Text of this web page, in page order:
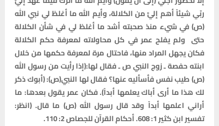
ربّي شيئاً أهم إليَّ من الكلالة، وأيم الله ما أغلظ لي نبي الله
(ص) في شيء منذ صحبته أشد ما أغلظ لي في شأن الكلالة
حتى ولم يفلح عمر في كل محاولاته لمعرفة حكم الكلالة
فكان يجهل المراد منها، فاحتال مرة لمعرفة حكمها من خلال
ابنته حفصة ـ زوج النبي ص ـ فقال لها:(إذا رأيت من رسول الله
(ص) طيب نفس فأسأليه عنها؟ فقال لها النبي(ص): (أبوك ذكر
لك هذا ما أرى أباك يعلمها أبداً). فكان عمر يقول بعدها: ما
أراني اعلمها أبداً وقد قال رسول الله (ص) ما قال. (انظر:
تفسير ابن كثير 1: 608. أحكام القرآن للجصاص 2: 110.